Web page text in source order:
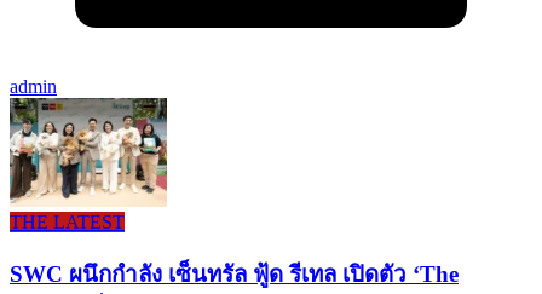
admin
THE LATEST
SWC ผนึกกำลัง เซ็นทรัล ฟู้ด รีเทล เปิดตัว ‘The